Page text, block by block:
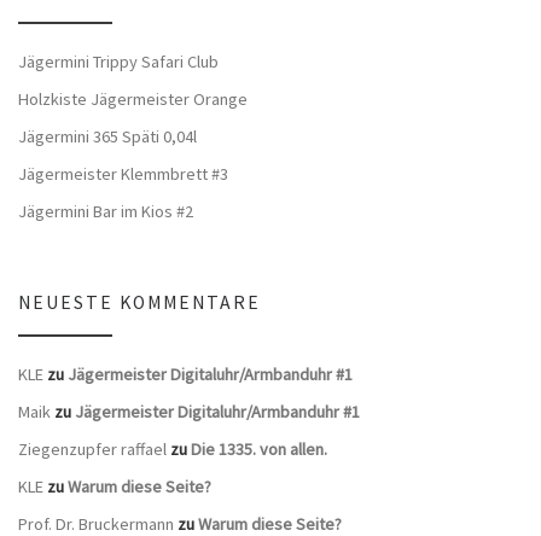
Jägermini Trippy Safari Club
Holzkiste Jägermeister Orange
Jägermini 365 Späti 0,04l
Jägermeister Klemmbrett #3
Jägermini Bar im Kios #2
NEUESTE KOMMENTARE
KLE zu Jägermeister Digitaluhr/Armbanduhr #1
Maik zu Jägermeister Digitaluhr/Armbanduhr #1
Ziegenzupfer raffael zuDie 1335. von allen.
KLE zuWarum diese Seite?
Prof. Dr. Bruckermann zuWarum diese Seite?